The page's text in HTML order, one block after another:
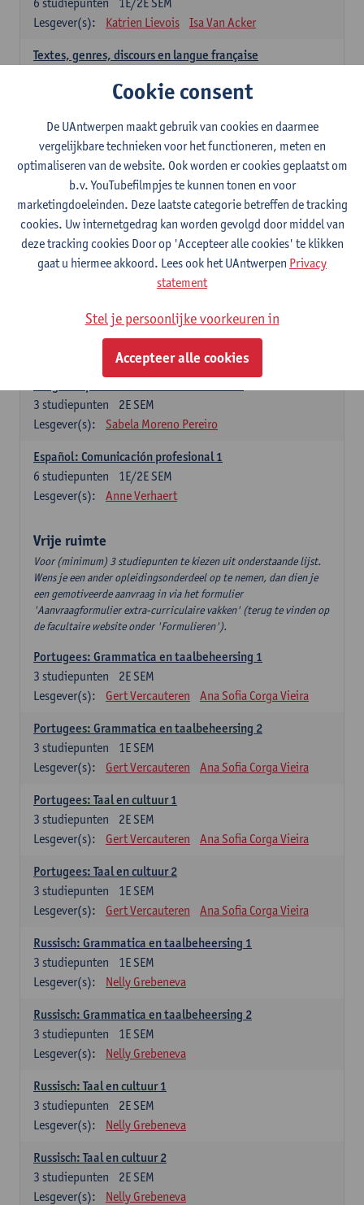
Lesgever(s):
Katrien Lievois Isa Van Acker
Textes, genres, discours en langue française
Kris Peeters
Spaans: verplichte opleidingsonderdelen
Gramática española 1
1E SEM
studiepunten
Lesgever(s):
Anne Verhaert
Gramática española 2
2E SEM
3studiepunten
Anne Verhaert
Lengua española: Destrezas básicas
Sabela Moreno Pereiro
2E SEM
3 studiepunten
Lesgever(s):
Sabela Moreno Pereiro
Español: Comunicación profesional 1
1E/2E SEM
6 studiepunten
Lesgever(s):
Anne Verhaert
Vrije ruimte
Voor (minimum) 3 studiepunten te kiezen uit onderstaande lijst.
Wens je een ander opleidingsonderdeel op te nemen, dan dien je
een gemotiveerde aanvraag in via het formulier
'Aanvraagformulier extra-curriculaire vakken' (terug te vinden op
de facultaire website onder 'Formulieren').
Portugees: Grammatica en taalbeheersing 1
2E SEM
3 studiepunten
Lesgever(s):
Gert Vercauteren Ana Sofia Corga Vieira
Portugees: Grammatica en taalbeheersing 2
1E SEM
3 studiepunten
Lesgever(s):
Gert Vercauteren Ana Sofia Corga Vieira
Portugees: Taal en cultuur 1
2E SEM
3 studiepunten
Lesgever(s):
Gert Vercauteren Ana Sofia Corga Vieira
Portugees: Taal en cultuur 2
1E SEM
3 studiepunten
Lesgever(s):
Gert Vercauteren Ana Sofia Corga Vieira
Russisch: Grammatica en taalbeheersing 1
1E SEM
3 studiepunten
Lesgever(s):
Nelly Grebeneva
Russisch: Grammatica en taalbeheersing 2
1E SEM
3 studiepunten
Lesgever(s):
Nelly Grebeneva
Russisch: Taal en cultuur 1
2E SEM
3 studiepunten
Lesgever(s):
Nelly Grebeneva
Russisch: Taal en cultuur 2
2E SEM
3 studiepunten
Lesgever(s):
Nelly Grebeneva
Cookie consent
De UAntwerpen maakt gebruik van cookies en daarmee
vergelijkbare technieken voor het functioneren, meten en
optimaliseren van de website. Ook worden er cookies geplaatst om
b.v. YouTubefilmpjes te kunnen tonen en voor
marketingdoeleinden. Deze laatste categorie betreffen de tracking
cookies. Uw internetgedrag kan worden gevolgd door middel van
deze tracking cookies Door op 'Accepteer alle cookies' te klikken
gaat u hiermee akkoord. Lees ook het UAntwerpen Privacy
statement
Stel je persoonlijke voorkeuren in
Accepteer alle cookies